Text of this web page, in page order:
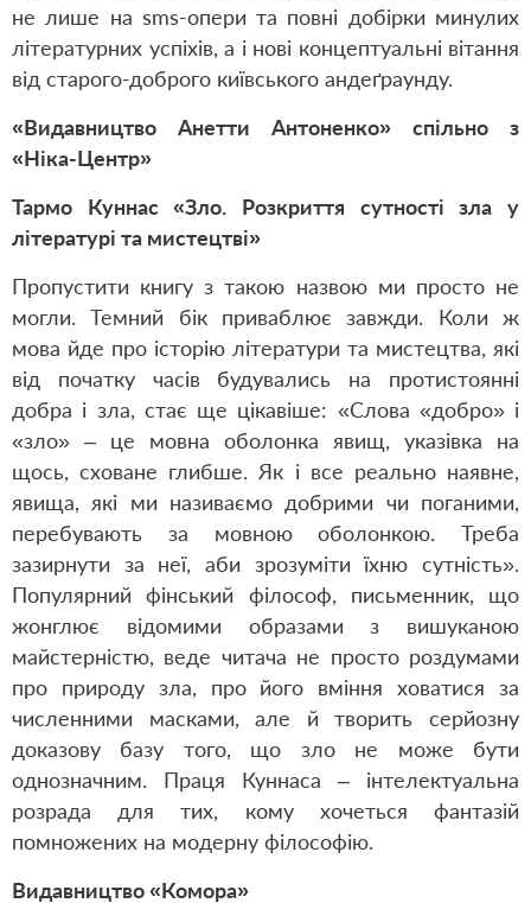
не лише на sms-опери та повні добірки минулих
літературних успіхів, а і нові концептуальні вітання
від старого-доброго київського андеґраунду.
«Видавництво Анетти Антоненко» спільно з
«Ніка-Центр»
Тармо Куннас «Зло. Розкриття сутності зла у
літературі та мистецтві»
Пропустити книгу з такою назвою ми просто не
могли. Темний бік приваблює завжди. Коли ж
мова йде про історію літератури та мистецтва, які
від початку часів будувались на протистоянні
добра і зла, стає ще цікавіше: «Слова «добро» і
«зло» – це мовна оболонка явищ, указівка на
щось, сховане глибше. Як і все реально наявне,
явища, які ми називаємо добрими чи поганими,
перебувають за мовною оболонкою. Треба
зазирнути за неї, аби зрозуміти їхню сутність».
Популярний фінський філософ, письменник, що
жонглює відомими образами з вишуканою
майстерністю, веде читача не просто роздумами
про природу зла, про його вміння ховатися за
численними масками, але й творить серйозну
доказову базу того, що зло не може бути
однозначним. Праця Куннаса – інтелектуальна
розрада для тих, кому хочеться фантазій
помножених на модерну філософію.
Видавництво «Комора»